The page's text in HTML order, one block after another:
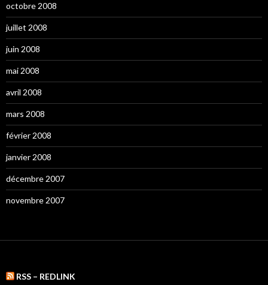
octobre 2008
juillet 2008
juin 2008
mai 2008
avril 2008
mars 2008
février 2008
janvier 2008
décembre 2007
novembre 2007
RSS – REDLINK